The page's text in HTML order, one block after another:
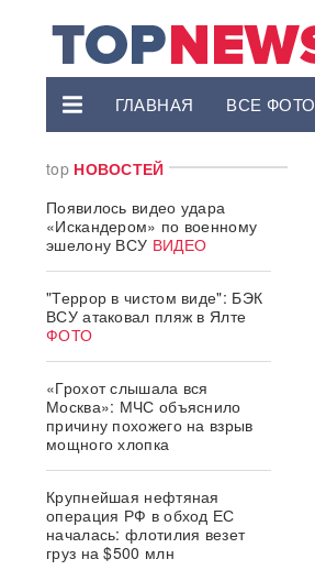
ГЛАВНАЯ ВСЕ ФОТО
top НОВОСТЕЙ
Появилось видео удара
«Искандером» по военному
эшелону ВСУ ВИДЕО
"Террор в чистом виде": БЭК
ВСУ атаковал пляж в Ялте
ФОТО
«Грохот слышала вся
Москва»: МЧС объяснило
причину похожего на взрыв
мощного хлопка
Крупнейшая нефтяная
операция РФ в обход ЕС
началась: флотилия везет
груз на $500 млн